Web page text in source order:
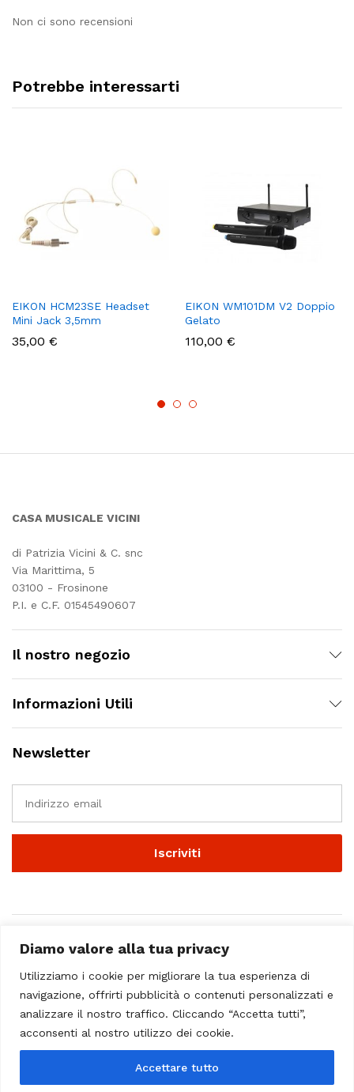
Diamo valore alla tua privacy
Utilizziamo i cookie per migliorare la tua esperienza di
navigazione, offrirti pubblicità o contenuti personalizzati e
analizzare il nostro traffico. Cliccando “Accetta tutti”,
acconsenti al nostro utilizzo dei cookie.
Accettare tutto
Non ci sono recensioni
Potrebbe interessarti
EIKON HCM23SE Headset
Mini Jack 3,5mm
35,00 €
EIKON WM101DM V2 Doppio
Gelato
110,00 €
CASA MUSICALE VICINI
di Patrizia Vicini & C. snc
Via Marittima, 5
03100 - Frosinone
P.I. e C.F. 01545490607
Il nostro negozio
Informazioni Utili
Newsletter
© 2023 - Casa Musicale Vicini. All Rights Reserved